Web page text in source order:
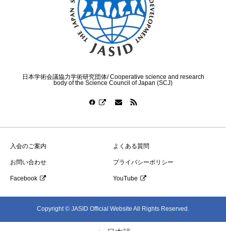
日本学術会議協力学術研究団体/ Cooperative science and research
body of the Science Council of Japan (SCJ)
入会のご案内 よくある質問
お問い合わせ プライバシーポリシー
Facebook YouTube
Copyright © JASID Official Website All Rights Reserved.